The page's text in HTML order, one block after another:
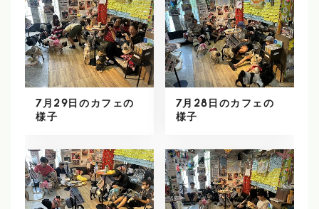
7月29日のカフェの
様子
7月28日のカフェの
様子